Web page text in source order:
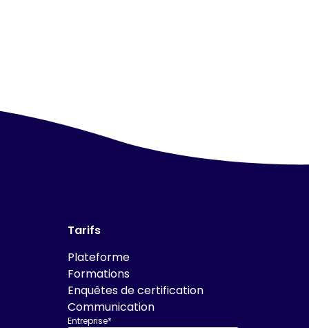
Tarifs
Plateforme
Formations
Enquêtes de certification
Communication
Entreprise*